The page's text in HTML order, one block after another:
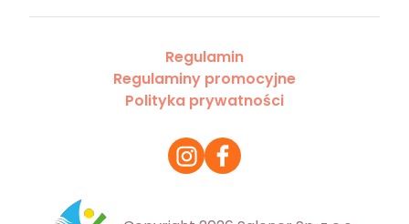
Regulamin
Regulaminy promocyjne
Polityka prywatności